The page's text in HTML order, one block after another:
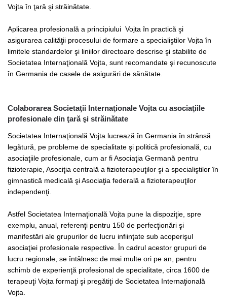
Vojta în ţară şi străinătate.
Aplicarea profesională a principiului Vojta în practică şi
asigurarea calităţii procesului de formare a specialiştilor Vojta în
limitele standardelor şi liniilor directoare descrise şi stabilite de
Societatea Internaţională Vojta, sunt recomandate şi recunoscute
în Germania de casele de asigurări de sănătate.
Colaborarea Societaţii Internaţionale Vojta cu asociaţiile
profesionale din ţară şi străinătate
Societatea Internaţională Vojta lucrează în Germania în strânsă
legătură, pe probleme de specialitate şi politică profesională, cu
asociaţiile profesionale, cum ar fi Asociaţia Germană pentru
fizioterapie, Asociţia centrală a fizioterapeuţilor şi a specialiştilor în
gimnastică medicală şi Asociaţia federală a fizioterapeuţilor
independenţi.
Astfel Societatea Internaţională Vojta pune la dispoziţie, spre
exemplu, anual, referenţi pentru 150 de perfecţionări şi
manifestări ale grupurilor de lucru infiinţate sub acoperişul
asociaţiei profesionale respective. În cadrul acestor grupuri de
lucru regionale, se întâlnesc de mai multe ori pe an, pentru
schimb de experienţă profesional de specialitate, circa 1600 de
terapeuţi Vojta formaţi şi pregătiţi de Societatea Internaţională
Vojta.